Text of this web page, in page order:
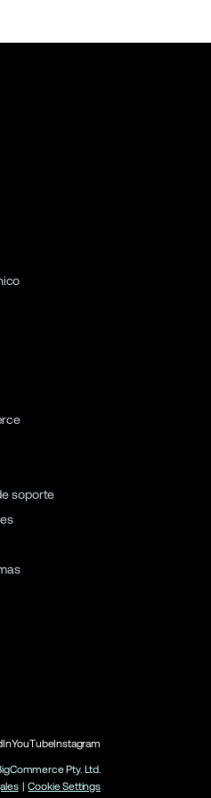
soporte
YouTubeInstagram
Pty. Ltd.
| Cookie Settings